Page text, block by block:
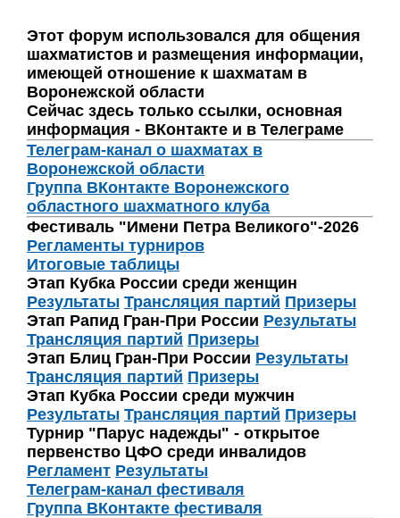
Этот форум использовался для общения
шахматистов и размещения информации,
имеющей отношение к шахматам в
Воронежской области
Сейчас здесь только ссылки, основная
информация - ВКонтакте и в Телеграме
Телеграм-канал о шахматах в
Воронежской области
Группа ВКонтакте Воронежского
областного шахматного клуба
Фестиваль "Имени Петра Великого"-2026
Регламенты турниров
Итоговые таблицы
Этап Кубка России среди женщин
Результаты Трансляция партий Призеры
Этап Рапид Гран-При России Результаты
Трансляция партий Призеры
Этап Блиц Гран-При России Результаты
Трансляция партий Призеры
Этап Кубка России среди мужчин
Результаты Трансляция партий Призеры
Турнир "Парус надежды" - открытое
первенство ЦФО среди инвалидов
Регламент Результаты
Телеграм-канал фестиваля
Группа ВКонтакте фестиваля